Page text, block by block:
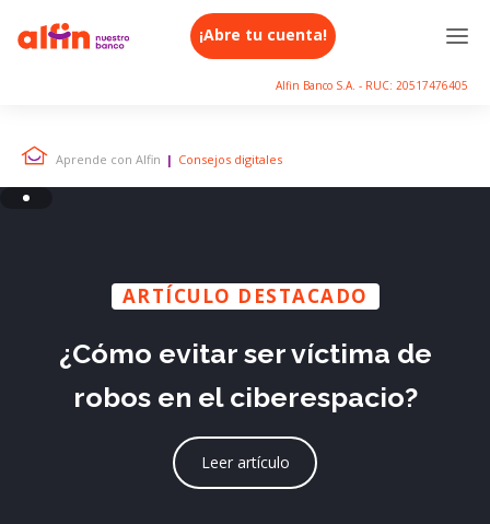
¡Abre tu cuenta!
Alfin Banco S.A. - RUC: 20517476405
Aprende con Alfin | Consejos digitales
ARTÍCULO DESTACADO
¿Cómo evitar ser víctima de
robos en el ciberespacio?
Leer artículo